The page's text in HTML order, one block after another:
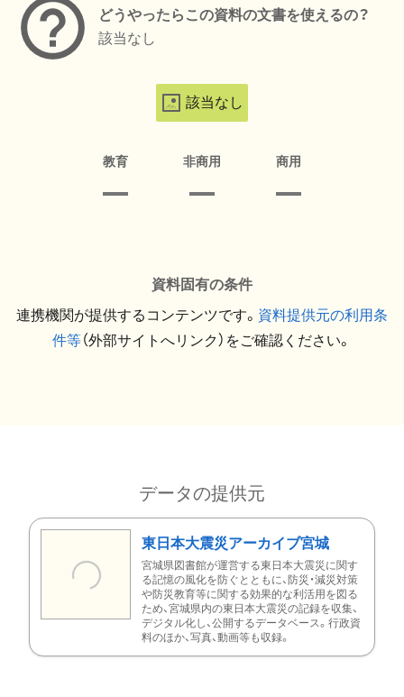
どうやったらこの資料の文書を使えるの？
該当なし
該当なし
教育 非商用 商用
資料固有の条件
連携機関が提供するコンテンツです。 資料提供元の利用条
件等（外部サイトへリンク）をご確認ください。
データの提供元
東日本大震災アーカイブ宮城
宮城県図書館が運営する東日本大震災に関す
る記憶の風化を防ぐとともに、防災・減災対策
や防災教育等に関する効果的な利活用を図る
ため、宮城県内の東日本大震災の記録を収集、
デジタル化し、公開するデータベース。行政資
料のほか、写真、動画等も収録。